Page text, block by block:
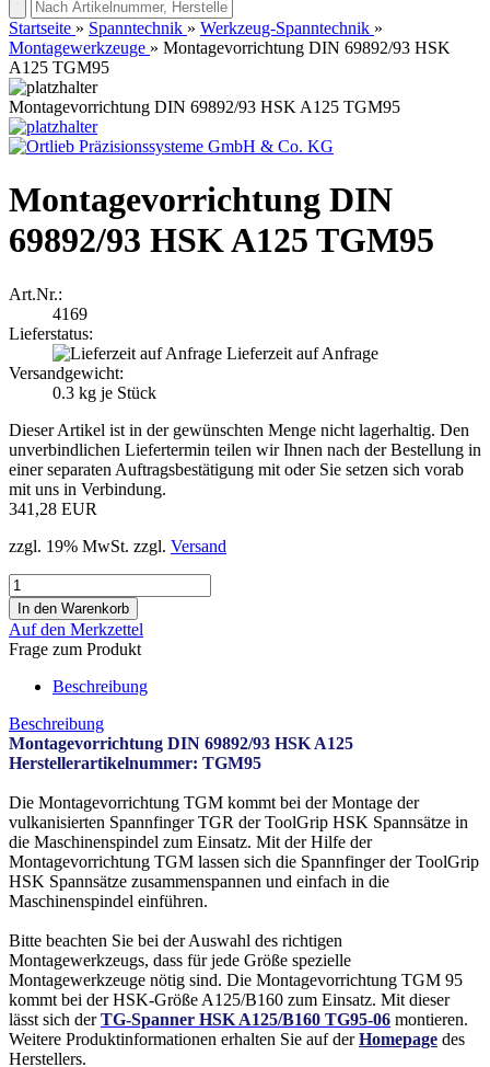
Startseite » Spanntechnik » Werkzeug-Spanntechnik »
Montagewerkzeuge » Montagevorrichtung DIN 69892/93 HSK
A125 TGM95
Montagevorrichtung DIN 69892/93 HSK A125 TGM95
Montagevorrichtung DIN
69892/93 HSK A125 TGM95
Art.Nr.:
4169
Lieferstatus:
Lieferzeit auf Anfrage
Versandgewicht:
0.3 kg je Stück
Dieser Artikel ist in der gewünschten Menge nicht lagerhaltig. Den
unverbindlichen Liefertermin teilen wir Ihnen nach der Bestellung in
einer separaten Auftragsbestätigung mit oder Sie setzen sich vorab
mit uns in Verbindung.
341,28 EUR
zzgl. 19% MwSt. zzgl. Versand
Auf den Merkzettel
Frage zum Produkt
Beschreibung
Beschreibung
Montagevorrichtung DIN 69892/93 HSK A125
Herstellerartikelnummer: TGM95
Die Montagevorrichtung TGM kommt bei der Montage der
vulkanisierten Spannfinger TGR der ToolGrip HSK Spannsätze in
die Maschinenspindel zum Einsatz. Mit der Hilfe der
Montagevorrichtung TGM lassen sich die Spannfinger der ToolGrip
HSK Spannsätze zusammenspannen und einfach in die
Maschinenspindel einführen.
Bitte beachten Sie bei der Auswahl des richtigen
Montagewerkzeugs, dass für jede Größe spezielle
Montagewerkzeuge nötig sind. Die Montagevorrichtung TGM 95
kommt bei der HSK-Größe A125/B160 zum Einsatz. Mit dieser
lässt sich derTG-Spanner HSK A125/B160 TG95-06 montieren.
Weitere Produktinformationen erhalten Sie auf derHomepage des
Herstellers.